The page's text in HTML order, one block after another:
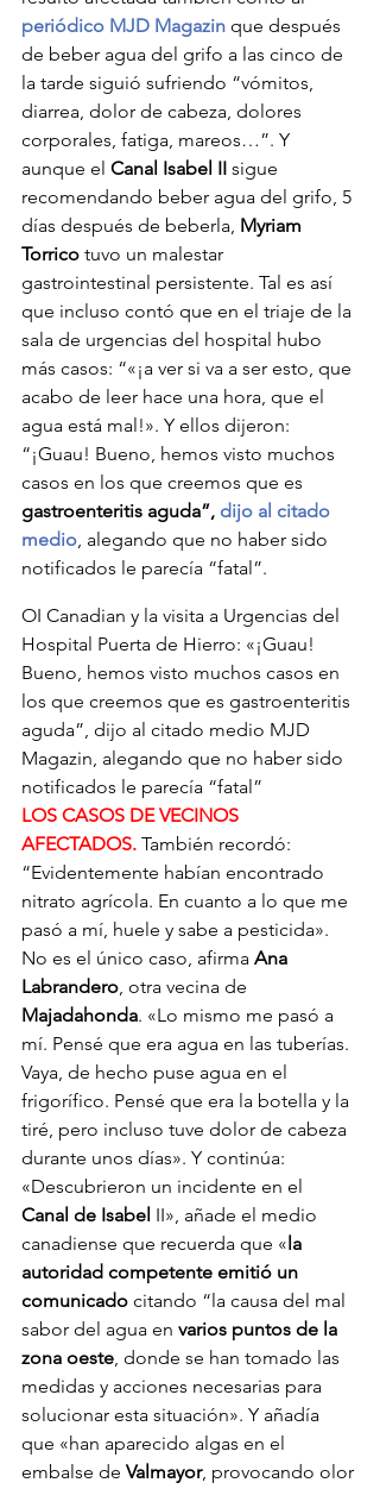
periódico MJD Magazin que después
de beber agua del grifo a las cinco de
la tarde siguió sufriendo “vómitos,
diarrea, dolor de cabeza, dolores
corporales, fatiga, mareos…”. Y
aunque el Canal Isabel II sigue
recomendando beber agua del grifo, 5
días después de beberla, Myriam
Torrico tuvo un malestar
gastrointestinal persistente. Tal es así
que incluso contó que en el triaje de la
sala de urgencias del hospital hubo
más casos: “«¡a ver si va a ser esto, que
acabo de leer hace una hora, que el
agua está mal!». Y ellos dijeron:
“¡Guau! Bueno, hemos visto muchos
casos en los que creemos que es
gastroenteritis aguda”, dijo al citado
medio, alegando que no haber sido
notificados le parecía “fatal”.
OI Canadian y la visita a Urgencias del
Hospital Puerta de Hierro: «¡Guau!
Bueno, hemos visto muchos casos en
los que creemos que es gastroenteritis
aguda”, dijo al citado medio MJD
Magazin, alegando que no haber sido
notificados le parecía “fatal”
LOS CASOS DE VECINOS
AFECTADOS. También recordó:
“Evidentemente habían encontrado
nitrato agrícola. En cuanto a lo que me
pasó a mí, huele y sabe a pesticida».
No es el único caso, afirma Ana
Labrandero, otra vecina de
Majadahonda. «Lo mismo me pasó a
mí. Pensé que era agua en las tuberías.
Vaya, de hecho puse agua en el
frigorífico. Pensé que era la botella y la
tiré, pero incluso tuve dolor de cabeza
durante unos días». Y continúa:
«Descubrieron un incidente en el
Canal de Isabel II», añade el medio
canadiense que recuerda que «la
autoridad competente emitió un
comunicado citando “la causa del mal
sabor del agua en varios puntos de la
zona oeste, donde se han tomado las
medidas y acciones necesarias para
solucionar esta situación». Y añadía
que «han aparecido algas en el
embalse de Valmayor, provocando olor